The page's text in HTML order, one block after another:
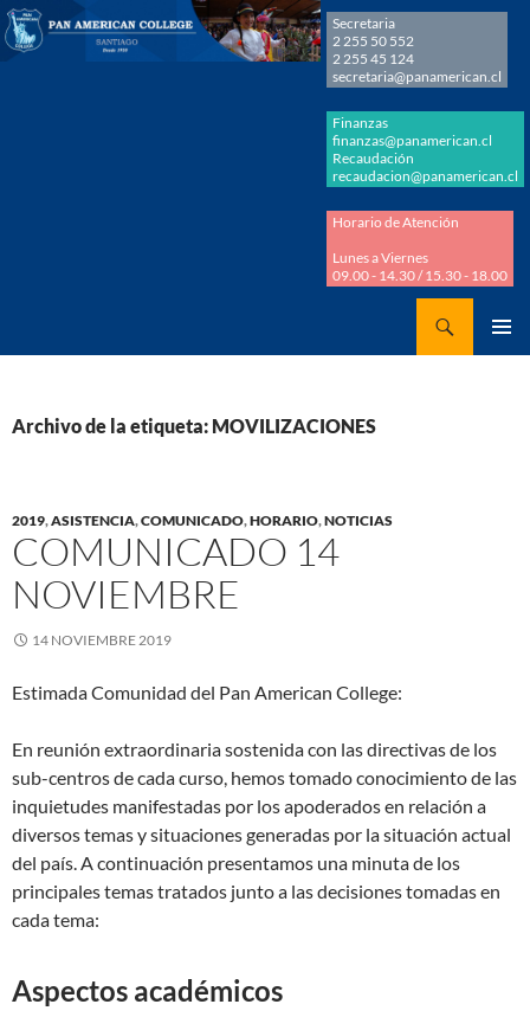
Secretaria
2 255 50 552
2 255 45 124
secretaria@panamerican.cl
Finanzas
finanzas@panamerican.cl
Recaudación
recaudacion@panamerican.cl
Horario de Atención
Lunes a Viernes
09.00 - 14.30 / 15.30 - 18.00
Archivo de la etiqueta: MOVILIZACIONES
2019,ASISTENCIA,COMUNICADO,HORARIO,NOTICIAS
COMUNICADO 14
NOVIEMBRE
14 NOVIEMBRE 2019
Estimada Comunidad del Pan American College:
En reunión extraordinaria sostenida con las directivas de los
sub-centros de cada curso, hemos tomado conocimiento de las
inquietudes manifestadas por los apoderados en relación a
diversos temas y situaciones generadas por la situación actual
del país. A continuación presentamos una minuta de los
principales temas tratados junto a las decisiones tomadas en
cada tema:
Aspectos académicos